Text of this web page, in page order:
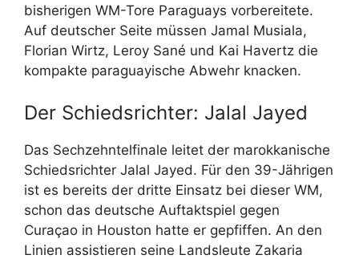
bisherigen WM-Tore Paraguays vorbereitete.
Auf deutscher Seite müssen Jamal Musiala,
Florian Wirtz, Leroy Sané und Kai Havertz die
kompakte paraguayische Abwehr knacken.
Der Schiedsrichter: Jalal Jayed
Das Sechzehntelfinale leitet der marokkanische
Schiedsrichter Jalal Jayed. Für den 39-Jährigen
ist es bereits der dritte Einsatz bei dieser WM,
schon das deutsche Auftaktspiel gegen
Curaçao in Houston hatte er gepfiffen. An den
Linien assistieren seine Landsleute Zakaria